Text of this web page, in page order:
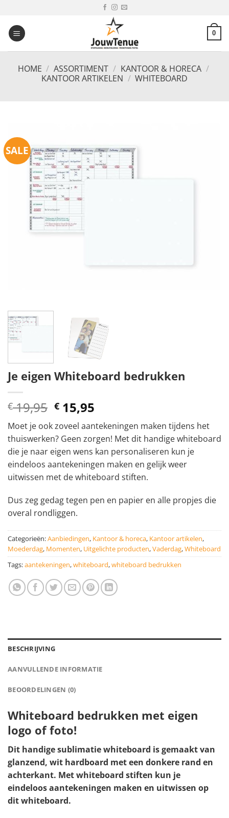
inhoud
0
HOME / ASSORTIMENT / KANTOOR & HORECA /
KANTOOR ARTIKELEN / WHITEBOARD
SALE
Je eigen Whiteboard bedrukken
€19,95 Oorspronkelijke
prijs
was:
€ 19,95.
€ 15,95
prijs
is:
€ 15,95.
Moet je ook zoveel aantekeningen maken tijdens het
thuiswerken? Geen zorgen! Met dit handige whiteboard
die je naar eigen wens kan personaliseren kun je
eindeloos aantekeningen maken en gelijk weer
uitwissen met de whiteboard stiften.
Dus zeg gedag tegen pen en papier en alle propjes die
overal rondliggen.
Categorieën:Aanbiedingen, Kantoor & horeca, Kantoor artikelen,
Moederdag, Momenten, Uitgelichte producten,Vaderdag,Whiteboard
Tags:aantekeningen,whiteboard,whiteboard bedrukken
BESCHRIJVING
AANVULLENDE INFORMATIE
BEOORDELINGEN (0)
Whiteboard bedrukken met eigen
logo of foto!
Dit handige sublimatie whiteboard is gemaakt van
glanzend, wit hardboard met een donkere rand en
achterkant. Met whiteboard stiften kun je
eindeloos aantekeningen maken en uitwissen op
dit whiteboard.